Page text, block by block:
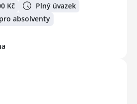
Kč
Plný úvazek
absolventy